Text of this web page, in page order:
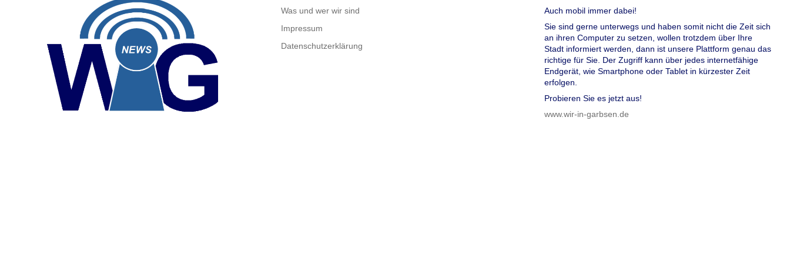
Was und wer wir sind
Impressum
Datenschutzerklärung
Auch mobil immer dabei!
Sie sind gerne unterwegs und haben somit nicht die Zeit sich
an ihren Computer zu setzen, wollen trotzdem über Ihre
Stadt informiert werden, dann ist unsere Plattform genau das
richtige für Sie. Der Zugriff kann über jedes internetfähige
Endgerät, wie Smartphone oder Tablet in kürzester Zeit
erfolgen.
Probieren Sie es jetzt aus!
www.wir-in-garbsen.de